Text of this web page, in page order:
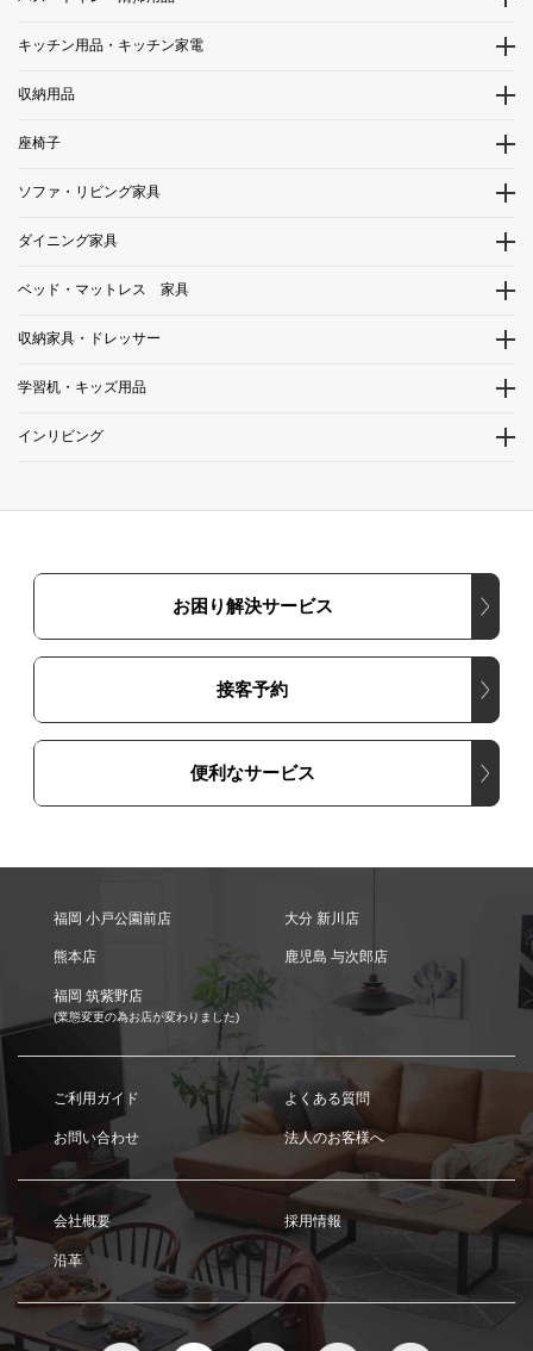
キッチン用品・キッチン家電
収納用品
座椅子
ソファ・リビング家具
ダイニング家具
ベッド・マットレス 家具
収納家具・ドレッサー
学習机・キッズ用品
インリビング
お困り解決サービス
接客予約
便利なサービス
福岡 小戸公園前店 大分 新川店
熊本店 鹿児島 与次郎店
福岡 筑紫野店
(業態変更の為お店が変わりました)
ご利用ガイド よくある質問
お問い合わせ 法人のお客様へ
会社概要 採用情報
沿革